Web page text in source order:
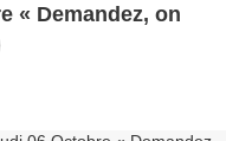
« Demandez, on